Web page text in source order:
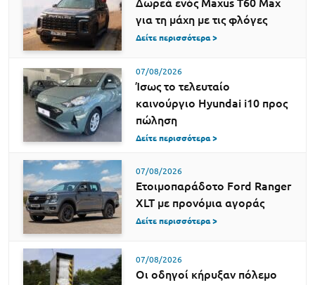
Δωρεά ενός Maxus T60 Max
για τη μάχη με τις φλόγες
Δείτε περισσότερα >
07/08/2026
Ίσως το τελευταίο
καινούργιο Hyundai i10 προς
πώληση
Δείτε περισσότερα >
07/08/2026
Ετοιμοπαράδοτο Ford Ranger
XLT με προνόμια αγοράς
Δείτε περισσότερα >
07/08/2026
Οι οδηγοί κήρυξαν πόλεμο